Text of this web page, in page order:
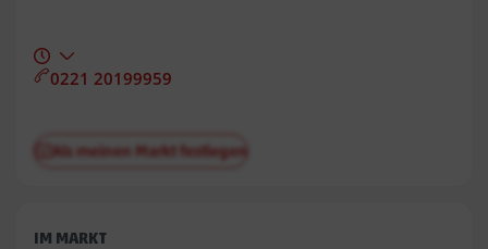
0221 20199959
Als meinen Markt festlegen
IM MARKT